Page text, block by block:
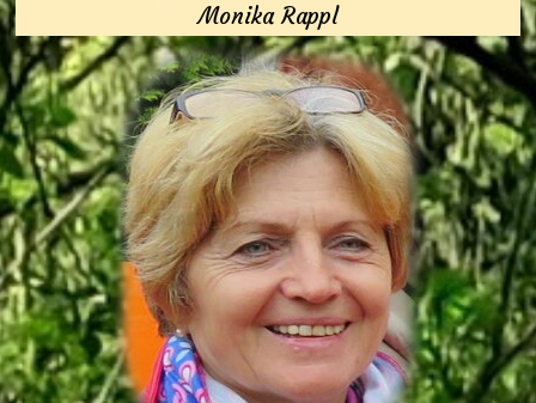
Monika Rappl